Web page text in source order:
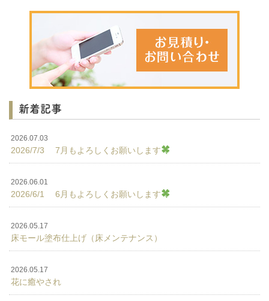
新着記事
2026.07.03
2026/7/3 7月もよろしくお願いします
2026.06.01
2026/6/1 6月もよろしくお願いします
2026.05.17
床モール塗布仕上げ（床メンテナンス）
2026.05.17
花に癒やされ